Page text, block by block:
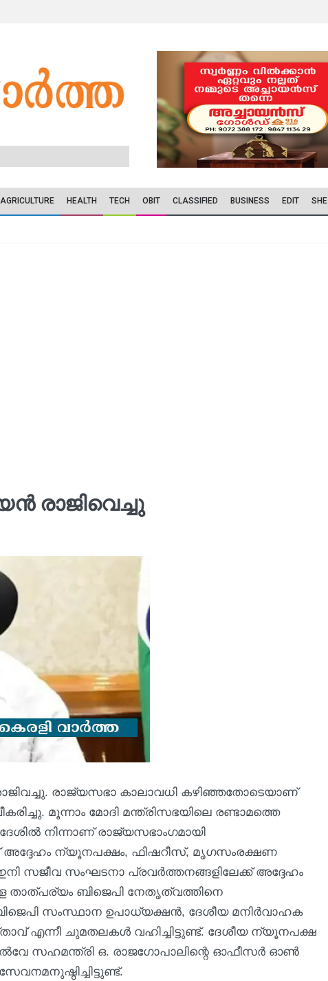
AGRICULTURE HEALTH TECH OBIT CLASSIFIED BUSINESS EDIT SHE
രാജിവെച്ചു
രാജ്യസഭാ കാലാവധി കഴിഞ്ഞതോടെയാണ്
മൂന്നാം മോദി മന്ത്രിസഭയിലെ രണ്ടാമത്തെ
നിന്നാണ് രാജ്യസഭാംഗമായി
അദ്ദേഹം ന്യൂനപക്ഷം, ഫിഷറീസ്, മൃഗസംരക്ഷണ
സജീവ സംഘടനാ പ്രവര്‍ത്തനങ്ങളിലേക്ക് അദ്ദേഹം
താത്പര്യം ബിജെപി നേതൃത്വത്തിനെ
സംസ്ഥാന ഉപാധ്യക്ഷന്‍, ദേശീയ മനിര്‍വാഹക
എന്നീ ചുമതലകള്‍ വഹിച്ചിട്ടുണ്ട്. ദേശീയ ന്യൂനപക്ഷ
സഹമന്ത്രി ഒ. രാജഗോപാലിന്റെ ഓഫീസര്‍ ഓണ്‍